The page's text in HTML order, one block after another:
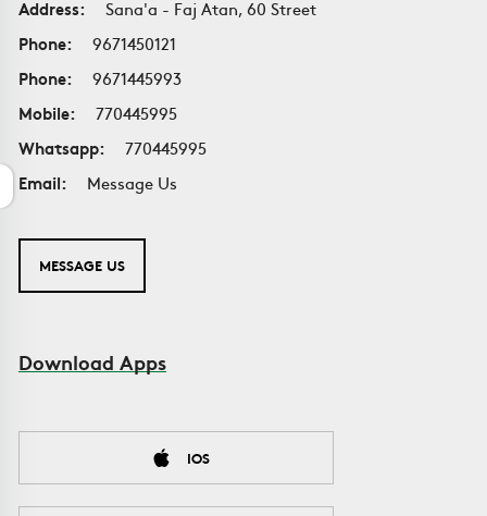
Address:
Sana'a - Faj Atan, 60 Street
Phone:
9671450121
Phone:
9671445993
Mobile:
770445995
Whatsapp:
770445995
Email:
Message Us
MESSAGE US
Download Apps
IOS